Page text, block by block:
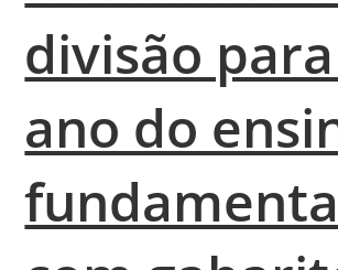
divisão para
ano do